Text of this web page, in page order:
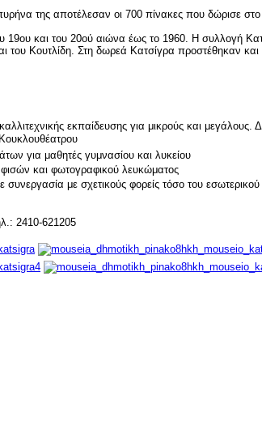
της αποτέλεσαν οι 700 πίνακες που δώρισε στο
και του 20ού αιώνα έως το 1960. Η συλλογή
του Κουτλίδη. Στη δωρεά Κατσίγρα προστέθηκαν
εκπαίδευσης για μικρούς και
για μαθητές γυμνασίου και λυκείου
και φωτογραφικού λευκώματος
με σχετικούς φορείς τόσο του εσωτερικού
2410-621205